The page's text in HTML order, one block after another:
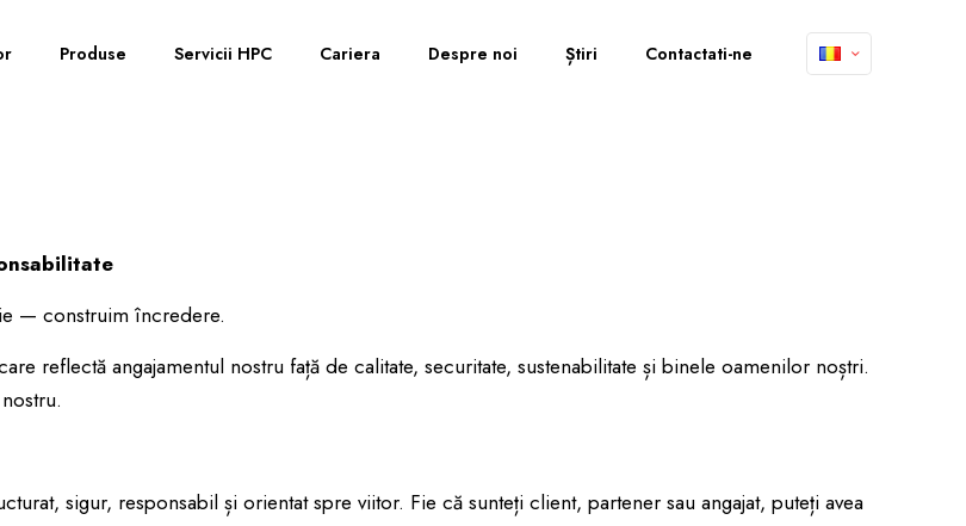
Produse Servicii HPC Cariera Despre noi Știri Contactati-ne
— construim încredere.
reflectă angajamentul nostru față de calitate, securitate, sustenabilitate și binele oamenilor noștri.
sigur, responsabil și orientat spre viitor. Fie că sunteți client, partener sau angajat, puteți avea